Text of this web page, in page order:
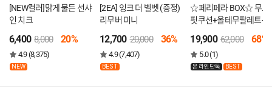
[NEW컬러]맑게 물든 선샤
인 치크
6,400 8,000 20%
4.9 (8,375)
NEW
[2EA] 잉크 더 벨벳 (증정)
리무버 미니
12,700 20,000 36%
4.9 (7,407)
BEST
☆페리페라 BOX☆ 무드
핏쿠션+올테무팔레트+
틴트 2호
19,900 62,000 68%
5.0 (1)
온라인단독 BEST